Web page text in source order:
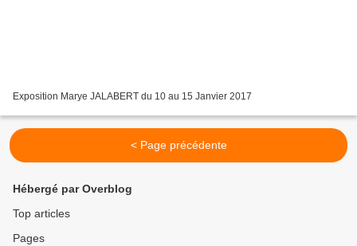
Exposition Marye JALABERT du 10 au 15 Janvier 2017
< Page précédente
Hébergé par Overblog
Top articles
Pages